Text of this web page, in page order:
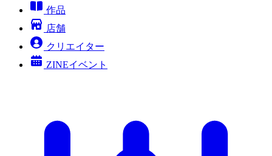
作品
店舗
クリエイター
ZINEイベント